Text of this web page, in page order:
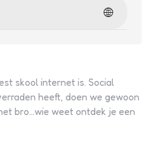
skool internet is. Social
heeft, doen we gewoon
bro...wie weet ontdek je een